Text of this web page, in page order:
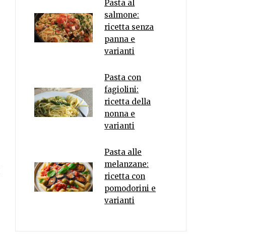
Pasta al
salmone:
ricetta senza
panna e
varianti
Pasta con
fagiolini:
ricetta della
nonna e
varianti
Pasta alle
melanzane:
ricetta con
pomodorini e
varianti